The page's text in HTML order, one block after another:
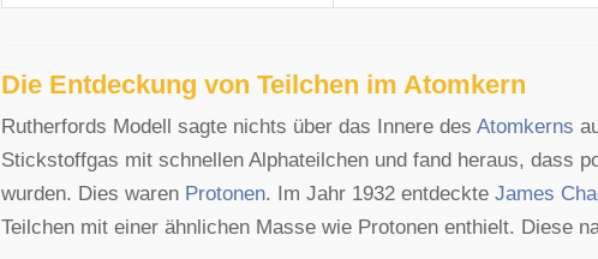
Die Entdeckung von Teilchen im Atomkern
Rutherfords Modell sagte nichts über das Innere des Atomkerns
Stickstoffgas mit schnellen Alphateilchen und fand heraus, dass
wurden. Dies waren Protonen. Im Jahr 1932 entdeckte James
Teilchen mit einer ähnlichen Masse wie Protonen enthielt. Diese